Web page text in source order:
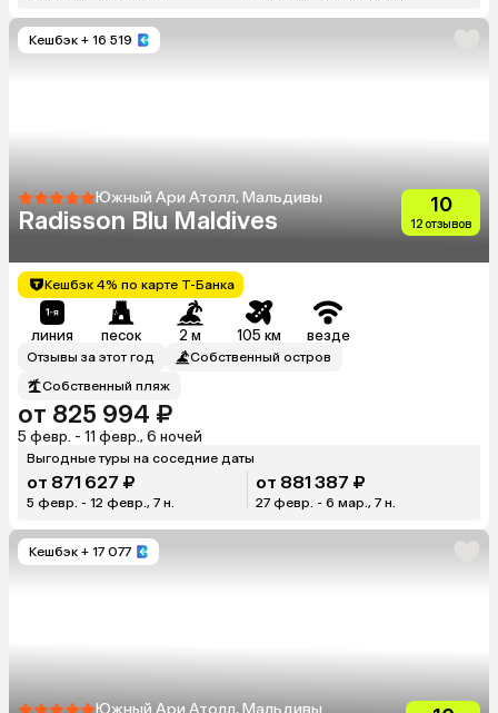
Кешбэк + 16 519
Южный Ари Атолл, Мальдивы
Radisson Blu Maldives
10
12 отзывов
Кешбэк 4% по карте Т-Банка
линия песок 2 м 105 км везде
Отзывы за этот год
Собственный остров
Собственный пляж
от 825 994 ₽
5 февр. - 11 февр., 6 ночей
Выгодные туры на соседние даты
от 871 627 ₽
5 февр. - 12 февр., 7 н.
от 881 387 ₽
27 февр. - 6 мар., 7 н.
Кешбэк + 17 077
Южный Ари Атолл, Мальдивы